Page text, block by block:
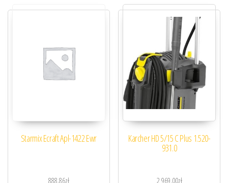
Starmix Ecraft Apl-1422 Ewr Karcher HD 5/15 C Plus 1.520-
931.0